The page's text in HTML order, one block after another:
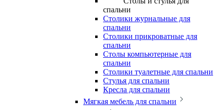
спальни
Столики журнальные для
спальни
Столики прикроватные для
спальни
Столы компьютерные для
спальни
Столики туалетные для спальни
Стулья для спальни
Кресла для спальни
Мягкая мебель для спальни